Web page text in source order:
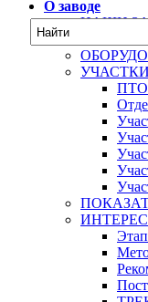
О заводе
НАШИ
ПТО